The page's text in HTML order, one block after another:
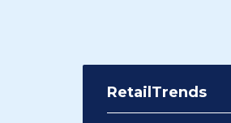
RetailTrends